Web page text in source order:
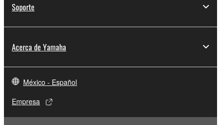
Soporte
Acerca de Yamaha
México - Español
Empresa